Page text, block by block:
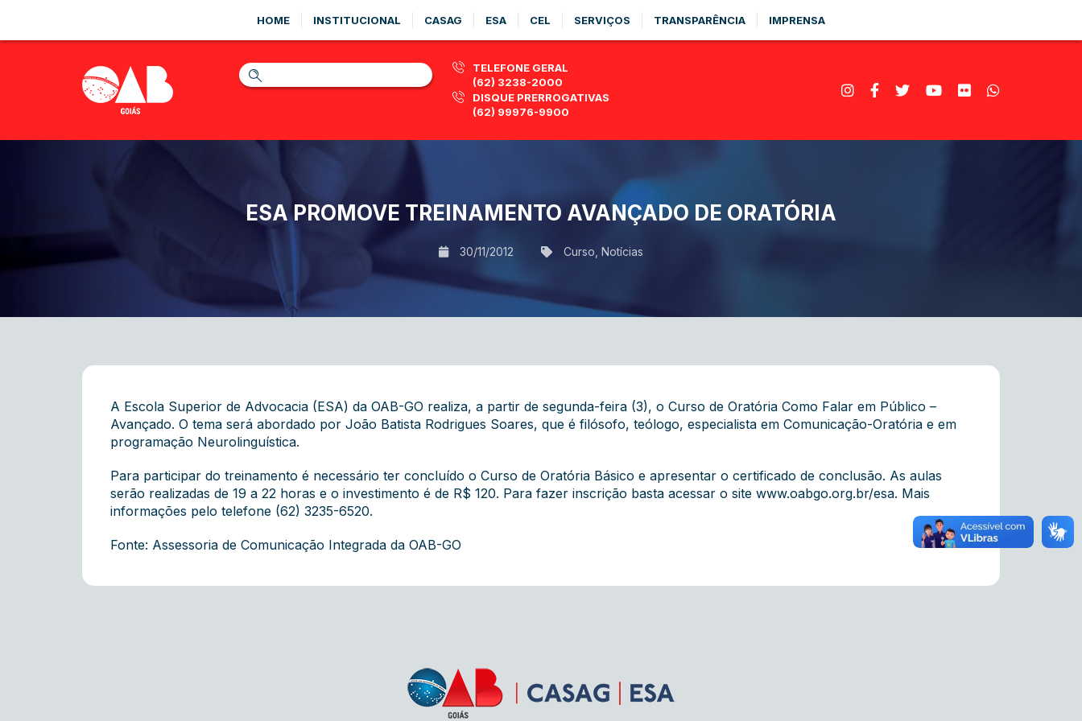
HOME INSTITUCIONAL CASAG ESA CEL SERVIÇOS TRANSPARÊNCIA IMPRENSA
TELEFONE GERAL
(62) 3238-2000
DISQUE PRERROGATIVAS
(62) 99976-9900
ESA PROMOVE TREINAMENTO AVANÇADO DE ORATÓRIA
30/11/2012 Curso Notícias
A Escola Superior de Advocacia (ESA) da OAB-GO realiza, a partir de segunda-feira (3), o Curso de Oratória Como Falar em Público –
Avançado. O tema será abordado por João Batista Rodrigues Soares, que é filósofo, teólogo, especialista em Comunicação-Oratória e em
programação Neurolinguística.
Para participar do treinamento é necessário ter concluído o Curso de Oratória Básico e apresentar o certificado de conclusão. As aulas
serão realizadas de 19 a 22 horas e o investimento é de R$ 120. Para fazer inscrição basta acessar o site www.oabgo.org.br/esa. Mais
informações pelo telefone (62) 3235-6520.
Fonte: Assessoria de Comunicação Integrada da OAB-GO